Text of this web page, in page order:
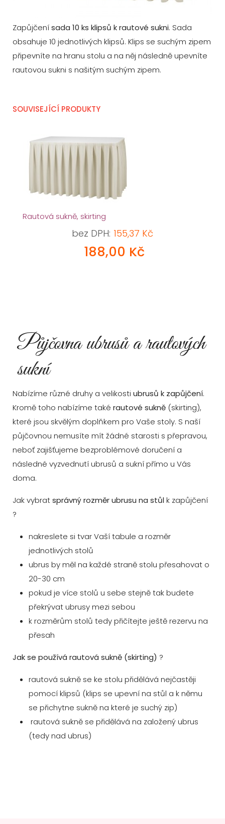
Zapůjčenísada 10 ks klipsů k rautové sukni. Sada
obsahuje 10 jednotlivých klipsů. Klips se suchým zipem
připevníte na hranu stolu a na něj následně upevníte
rautovou sukni s našitým suchým zipem.
SOUVISEJÍCÍ PRODUKTY
Rautová sukně, skirting
bez DPH: 155,37 Kč
188,00 Kč
Půjčovna ubrusů a rautových
sukní
Nabízíme různé druhy a velikosti ubrusů k zapůjčení.
Kromě toho nabízíme také rautové sukně (skirting),
které jsou skvělým doplňkem pro Vaše stoly. S naší
půjčovnou nemusíte mít žádné starosti s přepravou,
neboť zajišťujeme bezproblémové doručení a
následné vyzvednutí ubrusů a sukní přímo u Vás
doma.
Jak vybratsprávný rozměr ubrusu na stůlk zapůjčení
?
nakreslete si tvar Vaší tabule a rozměr
jednotlivých stolů
ubrus by měl na každé straně stolu přesahovat o
20-30 cm
pokud je více stolů u sebe stejně tak budete
překrývat ubrusy mezi sebou
k rozměrům stolů tedy přičítejte ještě rezervu na
přesah
Jak se používá rautová sukně (skirting) ?
rautová sukně se ke stolu přidělává nejčastěji
pomocí klipsů (klips se upevní na stůl a k němu
se přichytne sukně na které je suchý zip)
rautová sukně se přidělává na založený ubrus
(tedy nad ubrus)